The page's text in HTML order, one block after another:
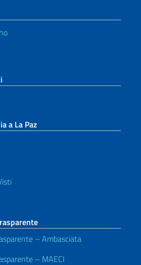
a La Paz
– Ambasciata
– MAECI